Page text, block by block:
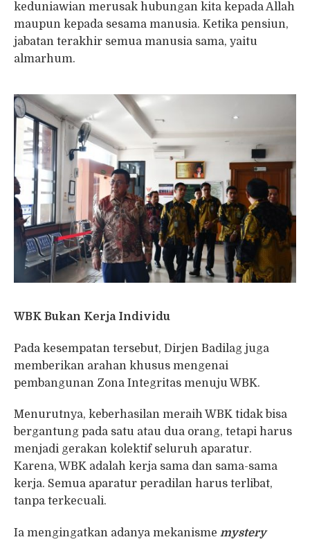
keduniawian merusak hubungan kita kepada Allah
maupun kepada sesama manusia. Ketika pensiun,
jabatan terakhir semua manusia sama, yaitu
almarhum.
WBK Bukan Kerja Individu
Pada kesempatan tersebut, Dirjen Badilag juga
memberikan arahan khusus mengenai
pembangunan Zona Integritas menuju WBK.
Menurutnya, keberhasilan meraih WBK tidak bisa
bergantung pada satu atau dua orang, tetapi harus
menjadi gerakan kolektif seluruh aparatur.
Karena, WBK adalah kerja sama dan sama-sama
kerja. Semua aparatur peradilan harus terlibat,
tanpa terkecuali.
Ia mengingatkan adanya mekanisme mystery